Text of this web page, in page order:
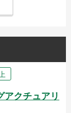
アクチュアリ